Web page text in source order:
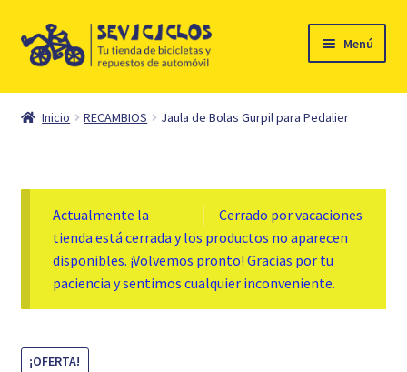
Ir
Ir
al
Menú
Inicio
Automóvil
Mi cuenta
Contacto
Inicio RECAMBIOS Jaula de Bolas Gurpil para Pedalier
Cerrado por vacaciones
Actualmente la
tienda está cerrada y los productos no aparecen
disponibles. ¡Volvemos pronto! Gracias por tu
paciencia y sentimos cualquier inconveniente.
¡OFERTA!